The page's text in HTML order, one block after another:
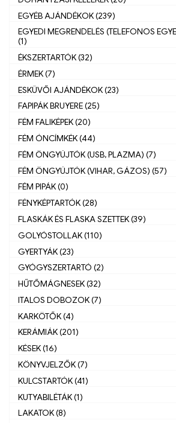
EGYÉB AJÁNDÉKOK (239)
EGYEDI MEGRENDELÉS (TELEFONOS
(1)
ÉKSZERTARTÓK (32)
ÉRMEK (7)
ESKÜVŐI AJÁNDÉKOK (23)
FAPIPÁK BRUYERE (25)
FÉM FALIKÉPEK (20)
FÉM ÓNCÍMKÉK (44)
FÉM ÖNGYÚJTÓK (USB, PLAZMA) (7)
FÉM ÖNGYÚJTÓK (VIHAR, GÁZOS) (57)
FÉM PIPÁK (0)
FÉNYKÉPTARTÓK (28)
FLASKÁK ÉS FLASKA SZETTEK (39)
GOLYÓSTOLLAK (110)
GYERTYÁK (23)
GYÓGYSZERTARTÓ (2)
HŰTŐMÁGNESEK (32)
ITALOS DOBOZOK (7)
KARKÖTŐK (4)
KERÁMIÁK (201)
KÉSEK (16)
KÖNYVJELZŐK (7)
KULCSTARTÓK (41)
KUTYABILÉTÁK (1)
LAKATOK (8)